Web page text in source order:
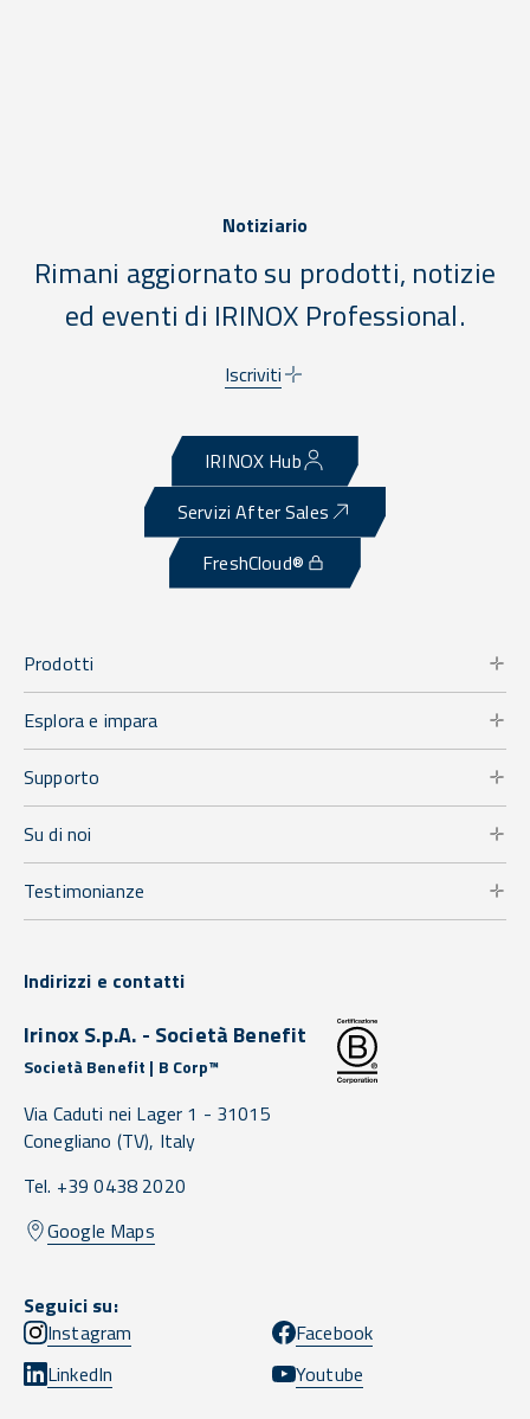
Notiziario
Rimani aggiornato su prodotti, notizie
ed eventi di IRINOX Professional.
Iscriviti
IRINOX Hub
Servizi After Sales
FreshCloud®
Prodotti
Esplora e impara
Supporto
Su di noi
Testimonianze
Indirizzi e contatti
Irinox S.p.A. - Società Benefit
Società Benefit | B Corp™
Via Caduti nei Lager 1 - 31015
Conegliano (TV), Italy
Tel. +39 0438 2020
Google Maps
Seguici su:
Instagram
Facebook
LinkedIn
Youtube